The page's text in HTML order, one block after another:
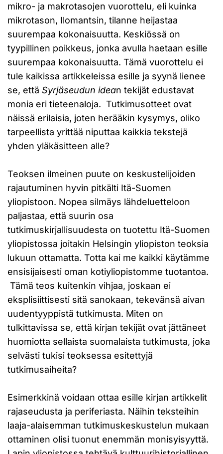
mikro- ja makrotasojen vuorottelu, eli kuinka
mikrotason, Ilomantsin, tilanne heijastaa
suurempaa kokonaisuutta. Keskiössä on
tyypillinen poikkeus, jonka avulla haetaan esille
suurempaa kokonaisuutta. Tämä vuorottelu ei
tule kaikissa artikkeleissa esille ja syynä lienee
se, että Syrjäseudun idean tekijät edustavat
monia eri tieteenaloja. Tutkimusotteet ovat
näissä erilaisia, joten herääkin kysymys, oliko
tarpeellista yrittää niputtaa kaikkia tekstejä
yhden yläkäsitteen alle?
Teoksen ilmeinen puute on keskustelijoiden
rajautuminen hyvin pitkälti Itä-Suomen
yliopistoon. Nopea silmäys lähdeluetteloon
paljastaa, että suurin osa
tutkimuskirjallisuudesta on tuotettu Itä-Suomen
yliopistossa joitakin Helsingin yliopiston teoksia
lukuun ottamatta. Totta kai me kaikki käytämme
ensisijaisesti oman kotiyliopistomme tuotantoa.
Tämä teos kuitenkin vihjaa, joskaan ei
eksplisiittisesti sitä sanokaan, tekevänsä aivan
uudentyyppistä tutkimusta. Miten on
tulkittavissa se, että kirjan tekijät ovat jättäneet
huomiotta sellaista suomalaista tutkimusta, joka
selvästi tukisi teoksessa esitettyjä
tutkimusaiheita?
Esimerkkinä voidaan ottaa esille kirjan artikkelit
rajaseudusta ja periferiasta. Näihin teksteihin
laaja-alaisemman tutkimuskeskustelun mukaan
ottaminen olisi tuonut enemmän monisyisyyttä.